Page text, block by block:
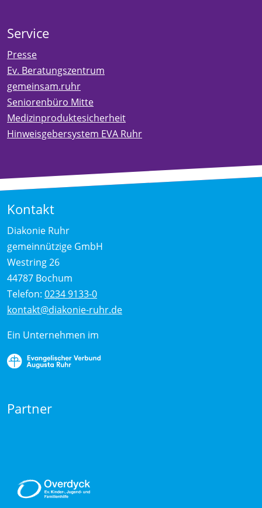
Service
Presse
Ev. Beratungszentrum
gemeinsam.ruhr
Seniorenbüro Mitte
Medizinproduktesicherheit
Hinweisgebersystem EVA Ruhr
Kontakt
Diakonie Ruhr
gemeinnützige GmbH
Westring 26
44787 Bochum
Telefon: 0234 9133-0
kontakt@diakonie-ruhr.de
Ein Unternehmen im
Partner